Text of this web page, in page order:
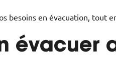
besoins en évacuation, tout
évacuer